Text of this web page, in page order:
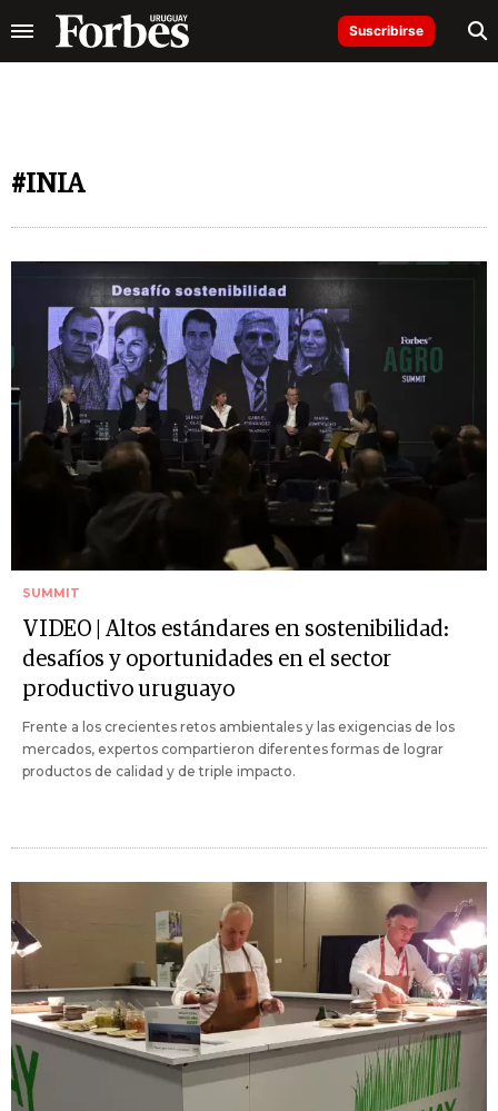
Suscribirse
#INIA
SUMMIT
VIDEO | Altos estándares en sostenibilidad:
desafíos y oportunidades en el sector
productivo uruguayo
Frente a los crecientes retos ambientales y las exigencias de los
mercados, expertos compartieron diferentes formas de lograr
productos de calidad y de triple impacto.